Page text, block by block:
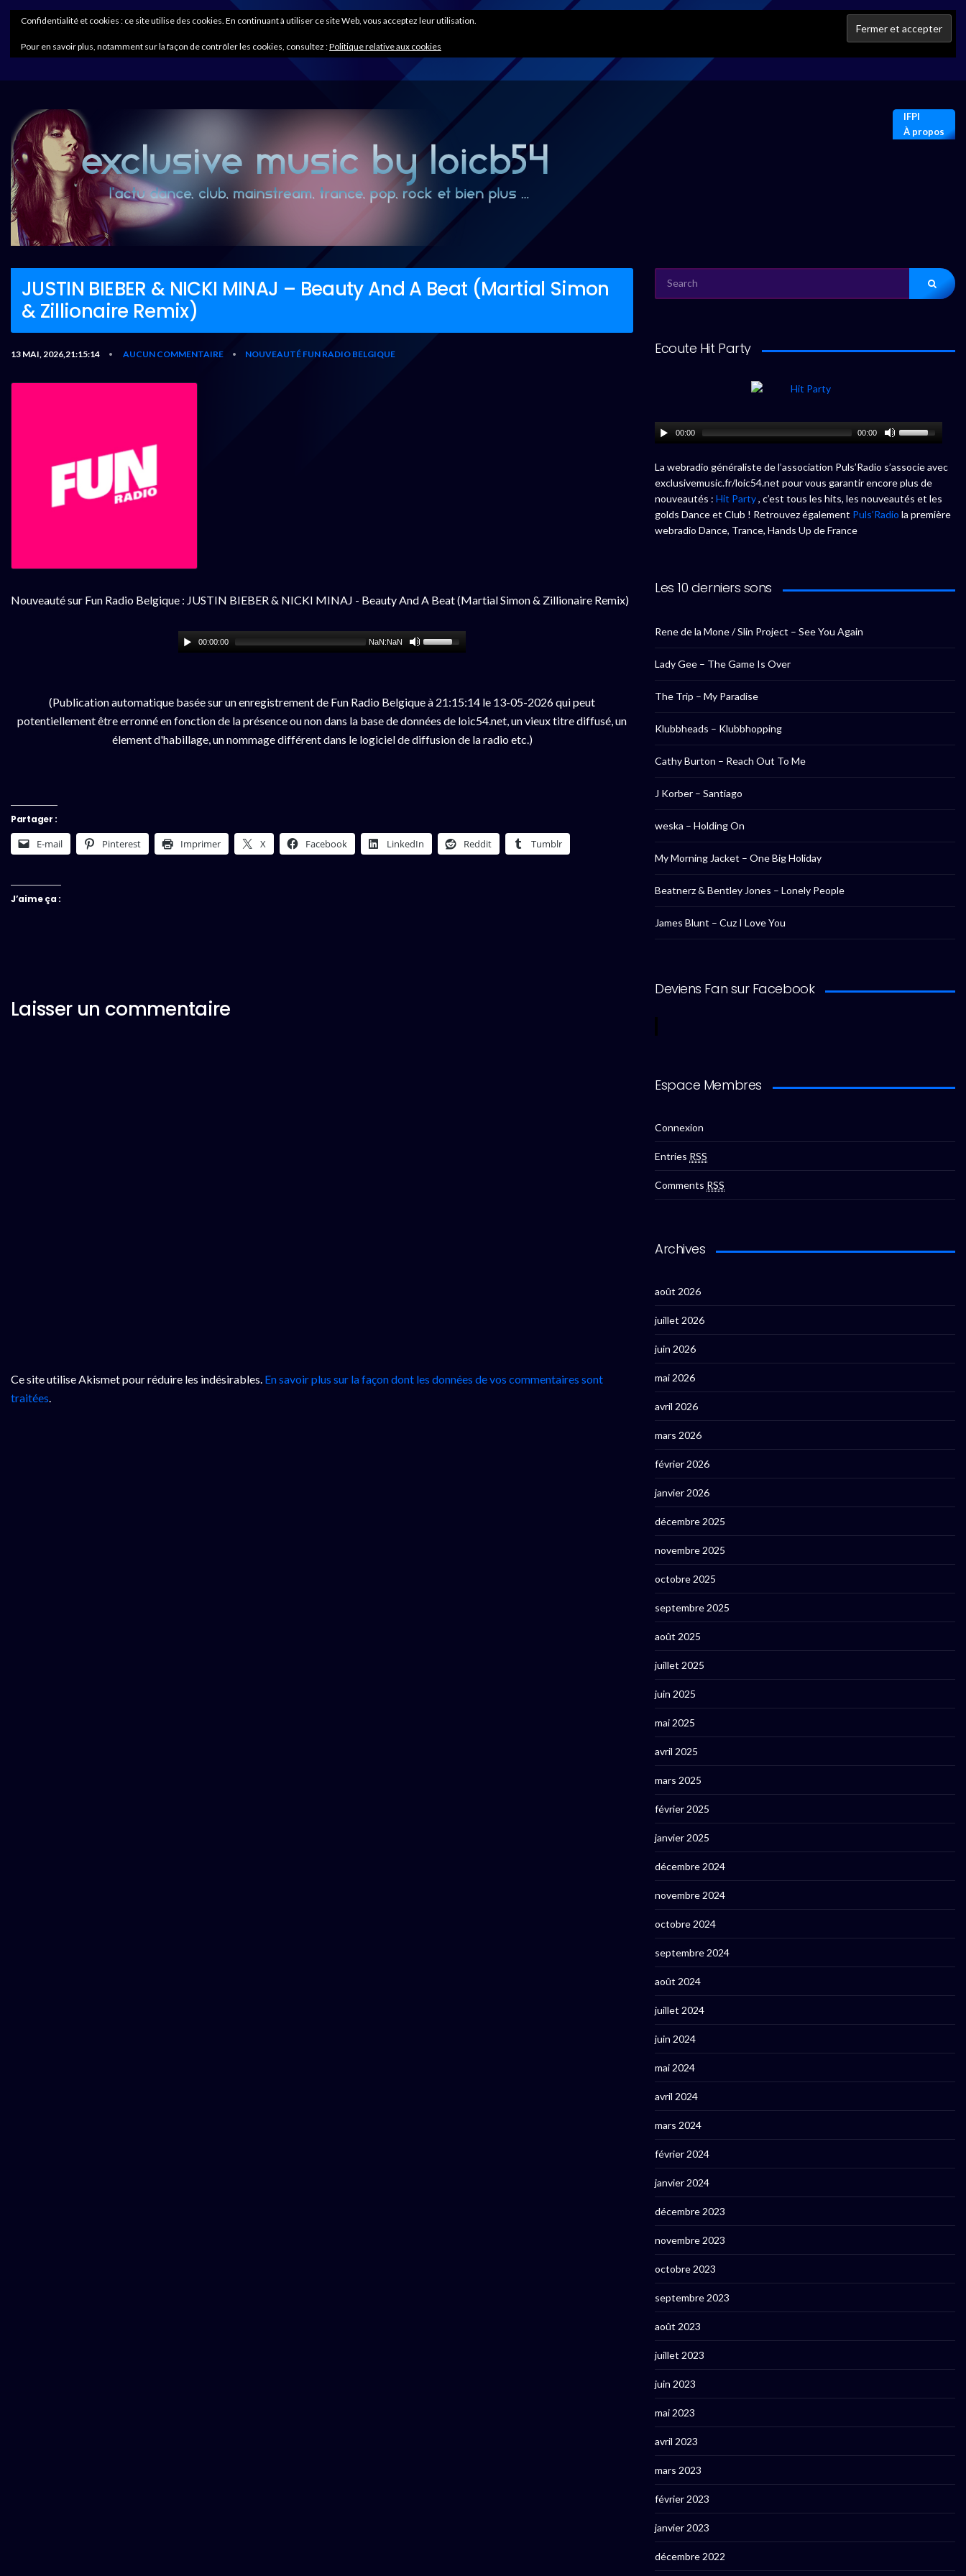
IFPI
À propos
JUSTIN BIEBER & NICKI MINAJ – Beauty And A Beat (Martial Simon
& Zillionaire Remix)
13 MAI, 2026,21:15:14 • AUCUN COMMENTAIRE • NOUVEAUTÉ FUN RADIO BELGIQUE
Nouveauté sur Fun Radio Belgique : JUSTIN BIEBER & NICKI MINAJ - Beauty And A Beat (Martial Simon & Zillionaire Remix)
00:00:00 NaN:NaN
(Publication automatique basée sur un enregistrement de Fun Radio Belgique à 21:15:14 le 13-05-2026 qui peut
potentiellement être erronné en fonction de la présence ou non dans la base de données de loic54.net, un vieux titre diffusé, un
élement d'habillage, un nommage différent dans le logiciel de diffusion de la radio etc.)
Partager :
E-mail Pinterest Imprimer X Facebook LinkedIn Reddit Tumblr
J’aime ça :
Laisser un commentaire
Ce site utilise Akismet pour réduire les indésirables. En savoir plus sur la façon dont les données de vos commentaires sont
traitées.
FOR:
Ecoute Hit Party
00:00 00:00
La webradio généraliste de l’association Puls’Radio s’associe avec
exclusivemusic.fr/loic54.net pour vous garantir encore plus de
nouveautés : Hit Party, c’est tous les hits, les nouveautés et les
golds Dance et Club ! Retrouvez également Puls’Radio la première
webradio Dance, Trance, Hands Up de France
Les 10 derniers sons
Rene de la Mone / Slin Project – See You Again
Lady Gee – The Game Is Over
The Trip – My Paradise
Klubbheads – Klubbhopping
Cathy Burton – Reach Out To Me
J Korber – Santiago
weska – Holding On
My Morning Jacket – One Big Holiday
Beatnerz & Bentley Jones – Lonely People
James Blunt – Cuz I Love You
Deviens Fan sur Facebook
Espace Membres
Connexion
Entries RSS
Comments RSS
Archives
août 2026
juillet 2026
juin 2026
mai 2026
avril 2026
mars 2026
février 2026
janvier 2026
décembre 2025
novembre 2025
octobre 2025
septembre 2025
août 2025
juillet 2025
juin 2025
mai 2025
avril 2025
mars 2025
février 2025
janvier 2025
décembre 2024
novembre 2024
octobre 2024
septembre 2024
août 2024
juillet 2024
juin 2024
mai 2024
avril 2024
mars 2024
février 2024
janvier 2024
décembre 2023
novembre 2023
octobre 2023
septembre 2023
août 2023
juillet 2023
juin 2023
mai 2023
avril 2023
mars 2023
février 2023
janvier 2023
décembre 2022
Confidentialité et cookies : ce site utilise des cookies. En continuant à utiliser ce site Web, vous acceptez leur utilisation.
Pour en savoir plus, notamment sur la façon de contrôler les cookies, consultez :Politique relative aux cookies